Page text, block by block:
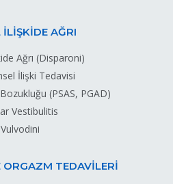
İLİŞKİDE AĞRI
Ağrı (Disparoni)
İlişki Tedavisi
(PSAS, PGAD)
Vestibulitis
Vulvodini
ORGAZM TEDAVİLERİ